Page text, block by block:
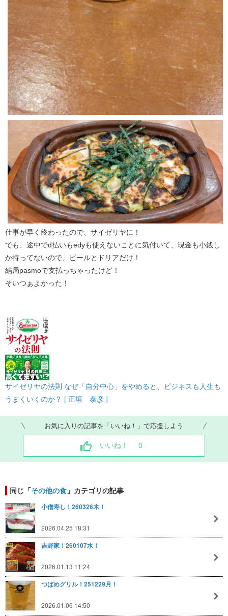
仕事が早く終わったので、サイゼリヤに！
でも、途中でd払いもedyも使えないことに気付いて、現金も小銭し
か持ってないので、ビールとドリアだけ！
結局pasmoで支払っちゃったけど！
そいつぁよかった！
サイゼリヤの法則 なぜ「自分中心」をやめると、ビジネスも人生も
うまくいくのか？ [ 正垣 泰彦 ]
お気に入りの記事を「いいね！」で応援しよう
いいね！ 0
同じ「その他の食 」カテゴリの記事
小僧寿し！260326木！
2026.04.25 18:31
吉野家！260107水！
2026.01.13 11:24
つばめグリル！251229月！
2026.01.06 14:50